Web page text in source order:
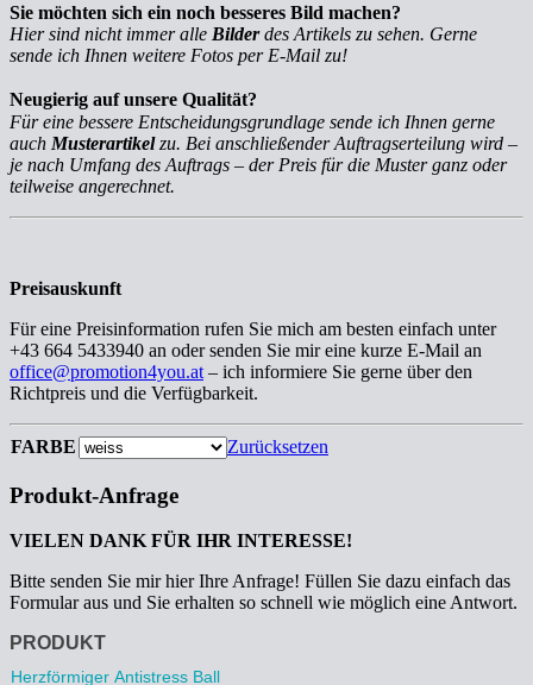
Sie möchten sich ein noch besseres Bild machen?
Hier sind nicht immer alle Bilderdes Artikels zu sehen. Gerne
sende ich Ihnen weitere Fotos per E-Mail zu!
Neugierig auf unsere Qualität?
Für eine bessere Entscheidungsgrundlage sende ich Ihnen gerne
auch Musterartikelzu. Bei anschließender Auftragserteilung wird –
je nach Umfang des Auftrags – der Preis für die Muster ganz oder
teilweise angerechnet.
Preisauskunft
Für eine Preisinformation rufen Sie mich am besten einfach unter
+43 664 5433940 an oder senden Sie mir eine kurze E-Mail an
office@promotion4you.at – ich informiere Sie gerne über den
Richtpreis und die Verfügbarkeit.
FARBE Zurücksetzen
Produkt-Anfrage
VIELEN DANK FÜR IHR INTERESSE!
Bitte senden Sie mir hier Ihre Anfrage! Füllen Sie dazu einfach das
Formular aus und Sie erhalten so schnell wie möglich eine Antwort.
Anfrage
PRODUKT